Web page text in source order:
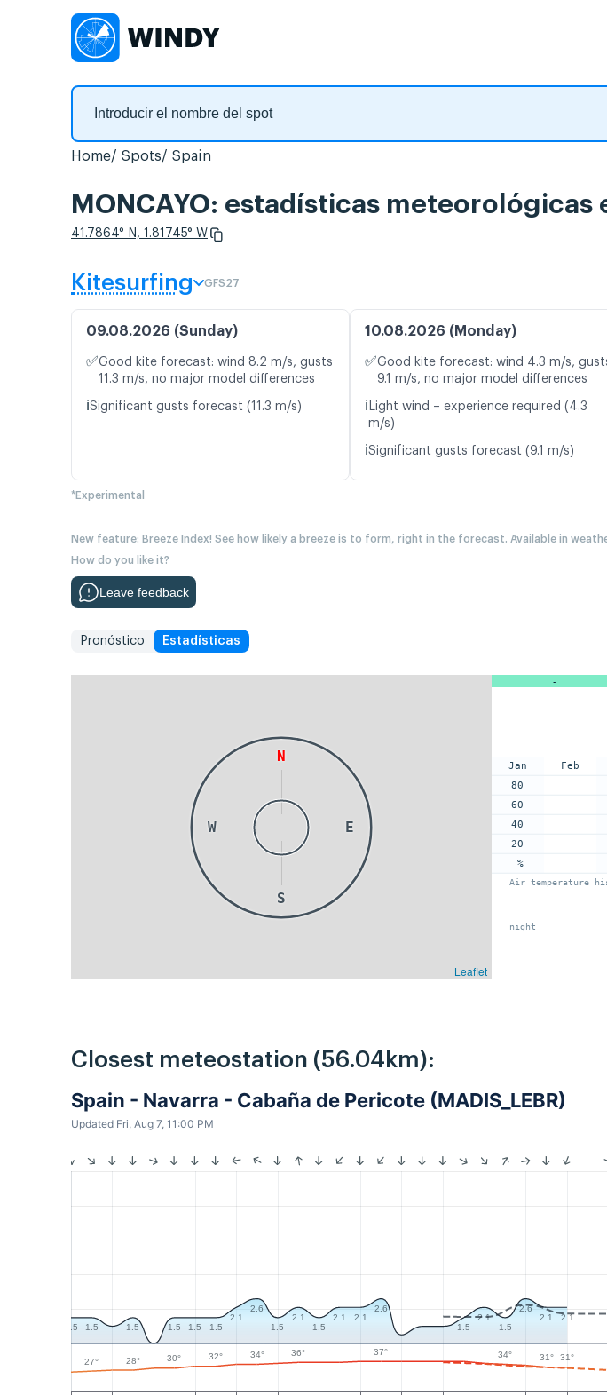
Home Spots Spain
MONCAYO: estadísticas
41.7864° N, 1.81745° W
Kitesurfing GFS27
09.08.2026 (Sunday)
✅Good kite forecast: wind 8.2 m/s, gusts
11.3 m/s, no major model differences
ℹ️Significant gusts forecast (11.3 m/s)
10.08.2026 (Monday)
✅Good kite forecast: wind 4.3 m/s,
9.1 m/s, no major model differences
ℹ️ Light wind – experience required (4.3
m/s)
ℹ️Significant gusts forecast (9.1 m/s)
*Experimental
New feature: Breeze Index! See how likely a breeze is to form, right in the forecast. Available in
How do you like it?
Leave feedback
Pronóstico Estadísticas
N
E
S
W
Leaflet
-
Jan
80
60
40
20
%
Feb
Air temperature
night
Closest meteostation (56.04km):
Spain - Navarra - Cabaña de Pericote (MADIS_LEBR)
Updated Fri, Aug 7, 11:00 PM
1.5 1.5 1.5 1.5 1.5 1.5
2.1
2.6
1.5
2.1
1.5
2.1 2.1
2.6
1.5
2.1
1.5
2.6
2.1
2.1
27° 28° 30° 32° 34° 36° 37° 34° 31° 31°